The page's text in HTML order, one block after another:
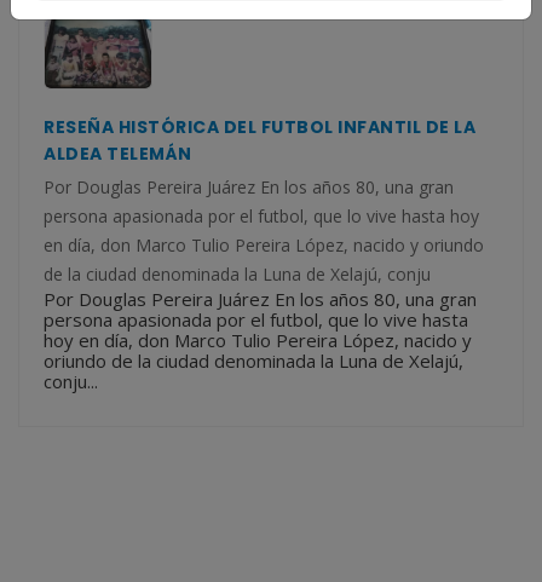
RESEÑA HISTÓRICA DEL FUTBOL INFANTIL DE LA
ALDEA TELEMÁN
Por Douglas Pereira Juárez En los años 80, una gran
persona apasionada por el futbol, que lo vive hasta hoy
en día, don Marco Tulio Pereira López, nacido y oriundo
de la ciudad denominada la Luna de Xelajú, conju
Por Douglas Pereira Juárez En los años 80, una gran
persona apasionada por el futbol, que lo vive hasta
hoy en día, don Marco Tulio Pereira López, nacido y
oriundo de la ciudad denominada la Luna de Xelajú,
conju...